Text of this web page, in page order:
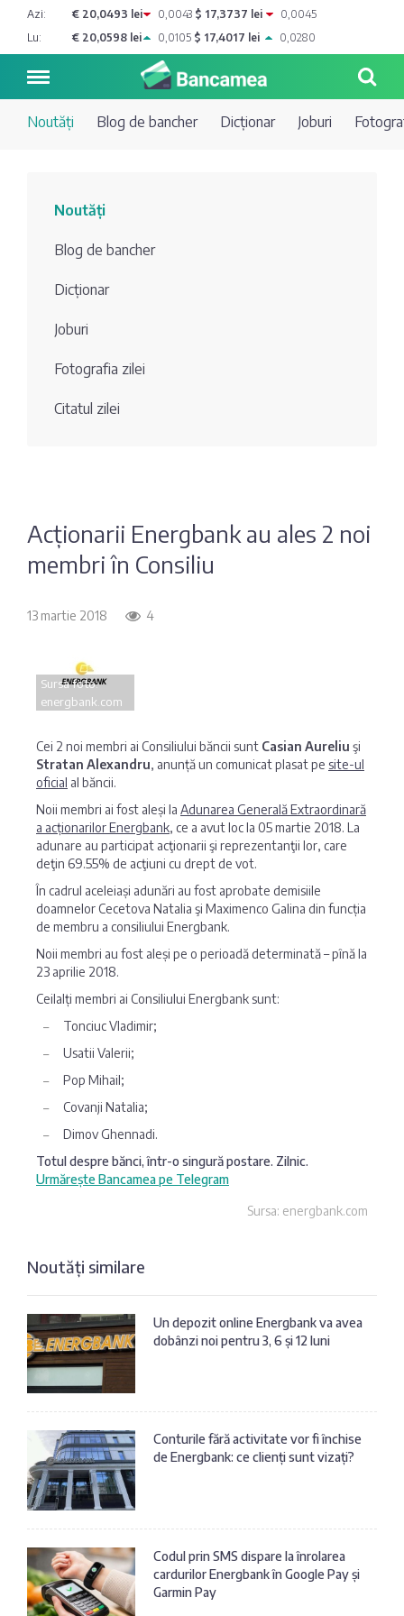
Azi: € 20,0493 lei 0,0043 $ 17,3737 lei
0,0045
Lu:
€ 20,0598 lei 0,0105 $ 17,4017 lei 0,0280
bancher
Joburi
Fotografia
Depozite
Comerțbank
Energbank
Maib
Moldindconbank
OTP Bank
Victoriabank
întrebare?
Sondaj
Noutăți Blog de bancher Dicționar Joburi
Noutăți
Blog de bancher
Dicționar
Joburi
Fotografia zilei
Citatul zilei
Acționarii Energbank au ales 2 noi
membri în Consiliu
13 martie 2018 4
Sursa foto:
energbank.com
Cei 2 noi membri ai Consiliului băncii sunt Casian Aureliu şi
Stratan Alexandru, anunță un comunicat plasat pe site-ul
oficial al băncii.
Noii membri ai fost aleși la Adunarea Generală Extraordinară
a acționarilor Energbank, ce a avut loc la 05 martie 2018. La
adunare au participat acţionarii şi reprezentanţii lor, care
deţin 69.55% de acţiuni cu drept de vot.
În cadrul aceleiași adunări au fost aprobate demisiile
doamnelor Cecetova Natalia şi Maximenco Galina din funcția
de membru a consiliului Energbank.
Noii membri au fost aleși pe o perioadă determinată – pînă la
23 aprilie 2018.
Ceilalți membri ai Consiliului Energbank sunt:
Tonciuc Vladimir;
Usatii Valerii;
Pop Mihail;
Covanji Natalia;
Dimov Ghennadi.
Totul despre bănci, într-o singură postare. Zilnic.
Urmărește Bancamea pe Telegram
Sursa: energbank.com
Noutăți similare
Un depozit online Energbank va avea
dobânzi noi pentru 3, 6 și 12 luni
Conturile fără activitate vor fi închise
de Energbank: ce clienți sunt vizați?
Codul prin SMS dispare la înrolarea
cardurilor Energbank în Google Pay și
Garmin Pay